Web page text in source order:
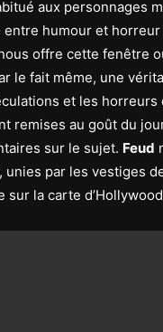
aux personnages
entre humour et
offre cette fenêtre
le fait même, une
et les
remises au goût du
sur le sujet. Feud
par les vestiges
sur la carte